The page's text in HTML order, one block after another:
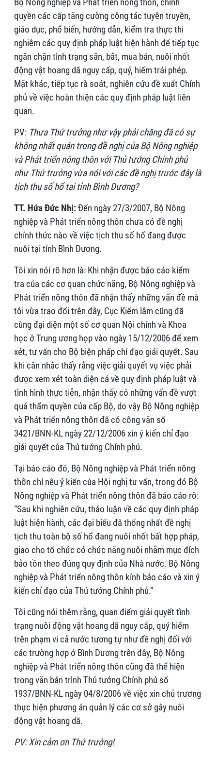
quyền các cấp tăng cường công tác tuyên truyền,
giáo dục, phổ biến, hướng dẫn, kiểm tra thực thi
nghiêm các quy định pháp luật hiện hành để tiếp tục
ngăn chặn tình trạng săn, bắt, mua bán, nuôi nhốt
động vật hoang dã nguy cấp, quý, hiếm trái phép.
Mặt khác, tiếp tục rà soát, nghiên cứu đề xuất Chính
phủ về việc hoàn thiện các quy định pháp luật liên
quan.
PV:Thưa Thứ trưởng như vậy phải chăng đã có sự
không nhất quán trong đề nghị của Bộ Nông nghiệp
và Phát triển nông thôn với Thủ tướng Chính phủ
như Thứ trưởng vừa nói với các đề nghị trước đây là
tịch thu số hổ tại tỉnh Bình Dương?
TT. Hứa Đức Nhị:Đến ngày 27/3/2007, Bộ Nông
nghiệp và Phát triển nông thôn chưa có đề nghị
chính thức nào về việc tịch thu số hổ đang được
nuôi tại tỉnh Bình Dương.
Tôi xin nói rõ hơn là: Khi nhận được báo cáo kiểm
tra của các cơ quan chức năng, Bộ Nông nghiệp và
Phát triển nông thôn đã nhận thấy những vấn đề mà
tôi vừa trao đổi trên đây, Cục Kiểm lâm cũng đã
cùng đại diện một số cơ quan Nội chính và Khoa
học ở Trung ương họp vào ngày 15/12/2006 để xem
xét, tư vấn cho Bộ biện pháp chỉ đạo giải quyết. Sau
khi cân nhắc thấy rằng việc giải quyết vụ việc phải
được xem xét toàn diện cả về quy định pháp luật và
tình hình thực tiễn, nhận thấy có những vấn đề vượt
quá thẩm quyền của cấp Bộ, do vậy Bộ Nông nghiệp
và Phát triển nông thôn đã có công văn số
3421/BNN-KL ngày 22/12/2006 xin ý kiến chỉ đạo
giải quyết của Thủ tướng Chính phủ.
Tại báo cáo đó, Bộ Nông nghiệp và Phát triển nông
thôn chỉ nêu ý kiến của Hội nghị tư vấn, trong đó Bộ
Nông nghiệp và Phát triển nông thôn đã báo cáo rõ:
“Sau khi nghiên cứu, thảo luận về các quy định pháp
luật hiện hành, các đại biểu đã thống nhất đề nghị
tịch thu toàn bộ số hổ đang nuôi nhốt bất hợp pháp,
giao cho tổ chức có chức năng nuôi nhằm mục đích
bảo tồn theo đúng quy định của Nhà nước. Bộ Nông
nghiệp và Phát triển nông thôn kính báo cáo và xin ý
kiến chỉ đạo của Thủ tướng Chính phủ.”
Tôi cũng nói thêm rằng, quan điểm giải quyết tình
trạng nuôi động vật hoang dã nguy cấp, quý hiếm
trên phạm vi cả nước tương tự như đề nghị đối với
các trường hợp ở Bình Dương trên đây, Bộ Nông
nghiệp và Phát triển nông thôn cũng đã thể hiện
trong văn bản trình Thủ tướng Chính phủ số
1937/BNN-KL ngày 04/8/2006 về việc xin chủ trương
thực hiện phương án quản lý các cơ sở gây nuôi
động vật hoang dã.
PV: Xin cảm ơn Thứ trưởng!